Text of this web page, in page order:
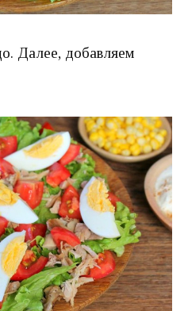
Далее, добавляем